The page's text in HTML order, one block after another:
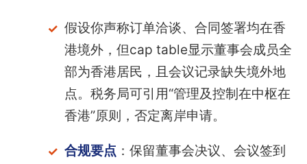
假设你声称订单洽谈、合同签署均在香
港境外，但cap table显示董事会成员全
部为香港居民，且会议记录缺失境外地
点。税务局可引用“管理及控制在中枢在
香港”原则，否定离岸申请。
合规要点 ：保留董事会决议、会议签到